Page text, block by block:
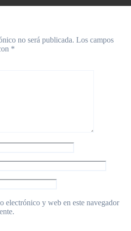
no será publicada. Los campos
*
electrónico y web en este navegador